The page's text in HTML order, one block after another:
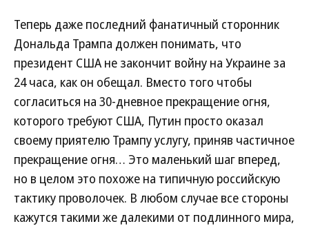
Теперь даже последний фанатичный сторонник
Дональда Трампа должен понимать, что
президент США не закончит войну на Украине за
24 часа, как он обещал. Вместо того чтобы
согласиться на 30-дневное прекращение огня,
которого требуют США, Путин просто оказал
своему приятелю Трампу услугу, приняв частичное
прекращение огня… Это маленький шаг вперед,
но в целом это похоже на типичную российскую
тактику проволочек. В любом случае все стороны
кажутся такими же далекими от подлинного мира,